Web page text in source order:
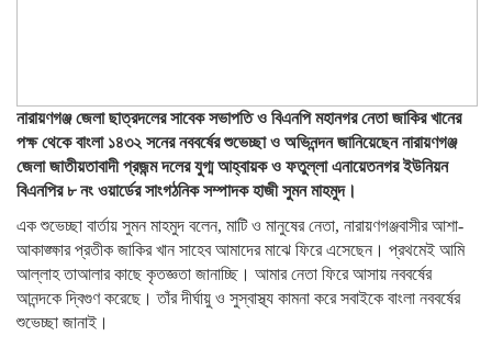
নারায়ণগঞ্জ জেলা ছাত্রদলের সাবেক সভাপতি ও বিএনপি মহানগর নেতা জাকির খানের
পক্ষ থেকে বাংলা ১৪৩২ সনের নববর্ষের শুভেচ্ছা ও অভিনন্দন জানিয়েছেন নারায়ণগঞ্জ
জেলা জাতীয়তাবাদী প্রজন্ম দলের যুগ্ম আহ্বায়ক ও ফতুল্লা এনায়েতনগর ইউনিয়ন
বিএনপির ৮ নং ওয়ার্ডের সাংগঠনিক সম্পাদক হাজী সুমন মাহমুদ।
এক শুভেচ্ছা বার্তায় সুমন মাহমুদ বলেন, মাটি ও মানুষের নেতা, নারায়ণগঞ্জবাসীর আশা-
আকাঙ্ক্ষার প্রতীক জাকির খান সাহেব আমাদের মাঝে ফিরে এসেছেন। প্রথমেই আমি
আল্লাহ তাআলার কাছে কৃতজ্ঞতা জানাচ্ছি। আমার নেতা ফিরে আসায় নববর্ষের
আনন্দকে দ্বিগুণ করেছে। তাঁর দীর্ঘায়ু ও সুস্বাস্থ্য কামনা করে সবাইকে বাংলা নববর্ষের
শুভেচ্ছা জানাই।